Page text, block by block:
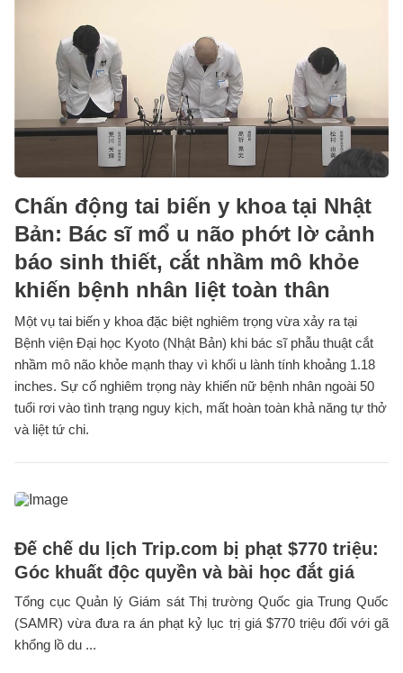
Chấn động tai biến y khoa tại Nhật
Bản: Bác sĩ mổ u não phớt lờ cảnh
báo sinh thiết, cắt nhầm mô khỏe
khiến bệnh nhân liệt toàn thân
Một vụ tai biến y khoa đặc biệt nghiêm trọng vừa xảy ra tại
Bệnh viện Đại học Kyoto (Nhật Bản) khi bác sĩ phẫu thuật cắt
nhầm mô não khỏe mạnh thay vì khối u lành tính khoảng 1.18
inches. Sự cố nghiêm trọng này khiến nữ bệnh nhân ngoài 50
tuổi rơi vào tình trạng nguy kịch, mất hoàn toàn khả năng tự thở
và liệt tứ chi.
Đế chế du lịch Trip.com bị phạt $770 triệu:
Góc khuất độc quyền và bài học đắt giá
Tổng cục Quản lý Giám sát Thị trường Quốc gia Trung Quốc
(SAMR) vừa đưa ra án phạt kỷ lục trị giá $770 triệu đối với gã
khổng lồ du ...